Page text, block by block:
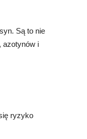
Są to nie
azotynów i
ryzyko